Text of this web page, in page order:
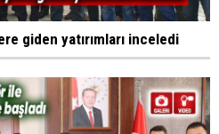
giden yatırımları inceledi